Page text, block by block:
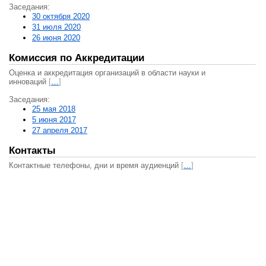
Заседания:
30 октября 2020
31 июля 2020
26 июня 2020
Комиссия по Аккредитации
Оценка и аккредитация организаций в области науки и
инноваций […]
Заседания:
25 мая 2018
5 июня 2017
27 апреля 2017
Контакты
Контактные телефоны, дни и время аудиенций […]